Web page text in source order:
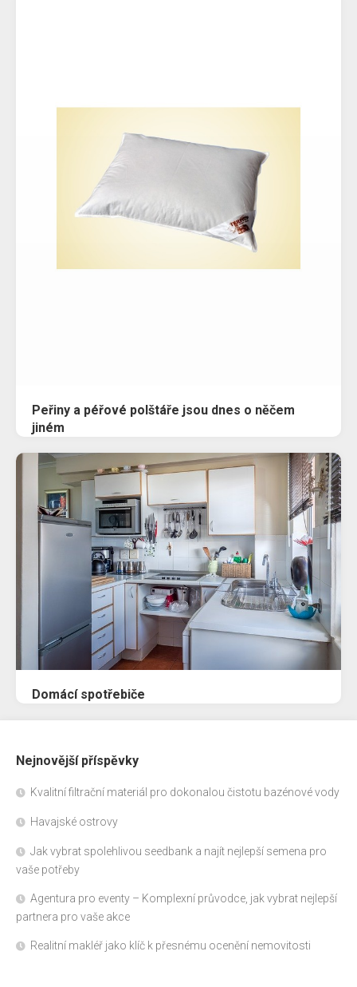
Peřiny a péřové polštáře jsou dnes o něčem
jiném
Domácí spotřebiče
Nejnovější příspěvky
Kvalitní filtrační materiál pro dokonalou čistotu bazénové vody
Havajské ostrovy
Jak vybrat spolehlivou seedbank a najít nejlepší semena pro
vaše potřeby
Agentura pro eventy – Komplexní průvodce, jak vybrat nejlepší
partnera pro vaše akce
Realitní makléř jako klíč k přesnému ocenění nemovitosti